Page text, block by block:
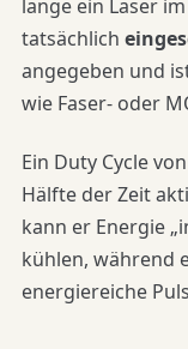
lange ein Laser
tatsächlich
angegeben und
wie Faser- oder
Ein Duty Cycle
Hälfte der Zeit
kann er Energie
kühlen, während
energiereiche